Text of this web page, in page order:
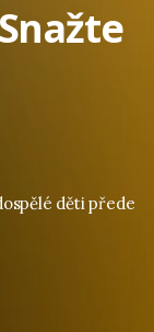
děti přede